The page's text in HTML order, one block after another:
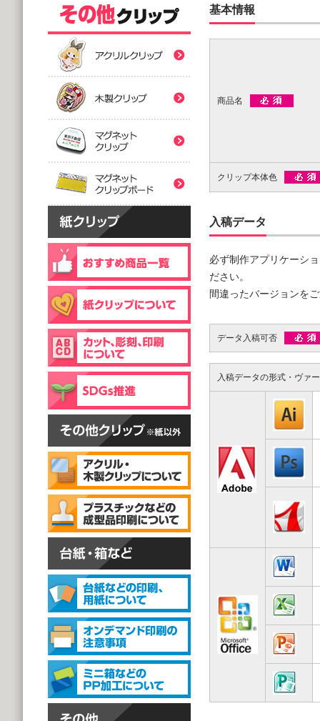
基本情報
商品名
クリップ本体色
入稿データ
必ず制作アプリケーシ
ださい。
間違ったバージョンを
データ入稿可否
入稿データの形式・ヴァ
印刷付きタイプ
@32.52～
紙クリップ印刷有
(5,000個 1個あたり)
ミニ箱タイプ
@122.58～
(5,000個 1個あたり)
(5,000個 1個あたり)
アクリルクリップ印
台紙付片面タイプ
@129.70～
木製クリップ彫刻
(1,000個 1個あたり)
スタンドクリップ
スタンドクリップ
マグネットクリップ
個包装(OPP入)タイプ
(1,000個 1個あたり)
個包装(OPP入)タイプ
(5,000個 1個あたり)